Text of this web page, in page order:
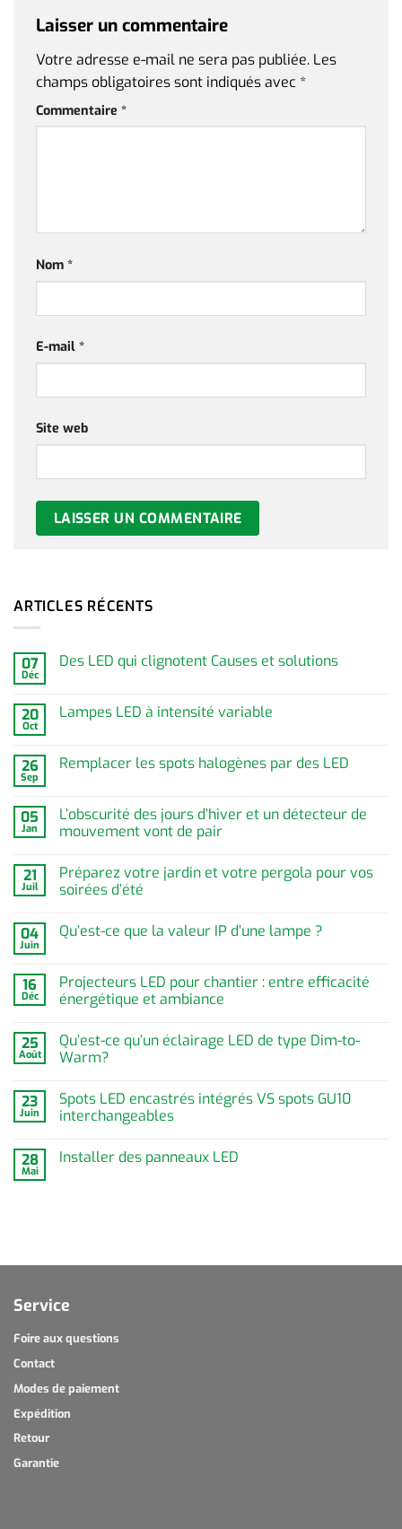
Laisser un commentaire
Votre adresse e-mail ne sera pas publiée. Les
champs obligatoires sont indiqués avec *
Commentaire *
Nom *
E-mail *
Site web
ARTICLES RÉCENTS
07
Déc
Des LED qui clignotent Causes et solutions
20
Oct
Lampes LED à intensité variable
26
Sep
Remplacer les spots halogènes par des LED
05
Jan
L’obscurité des jours d’hiver et un détecteur de
mouvement vont de pair
21
Juil
Préparez votre jardin et votre pergola pour vos
soirées d’été
04
Juin
Qu’est-ce que la valeur IP d’une lampe ?
16
Déc
Projecteurs LED pour chantier : entre efficacité
énergétique et ambiance
25
Août
Qu’est-ce qu’un éclairage LED de type Dim-to-
Warm?
23
Juin
Spots LED encastrés intégrés VS spots GU10
interchangeables
28
Mai
Installer des panneaux LED
Service
Foire aux questions
Contact
Modes de paiement
Expédition
Retour
Garantie